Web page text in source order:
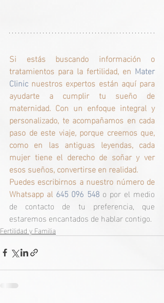
Si estás buscando información o
tratamientos para la fertilidad, en Mater
Clinic nuestros expertos están aquí para
ayudarte a cumplir tu sueño de
maternidad. Con un enfoque integral y
personalizado, te acompañamos en cada
paso de este viaje, porque creemos que,
como en las antiguas leyendas, cada
mujer tiene el derecho de soñar y ver
esos sueños, convertirse en realidad.
Puedes escribirnos a nuestro número de
Whatsapp al 645 096 548 o por el medio
de contacto de tu preferencia, que
estaremos encantados de hablar contigo.
Fertilidad y Familia